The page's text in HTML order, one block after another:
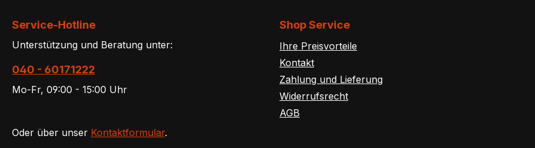
Service-Hotline
Unterstützung und Beratung unter:
040 - 60171222
Mo-Fr, 09:00 - 15:00 Uhr
Oder über unser Kontaktformular.
Shop Service
Ihre Preisvorteile
Kontakt
Zahlung und Lieferung
Widerrufsrecht
AGB